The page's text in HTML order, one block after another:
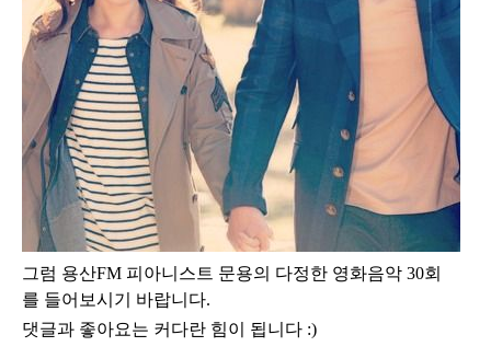
그럼 용산FM 피아니스트 문용의 다정한 영화음악 30회
를 들어보시기 바랍니다.
댓글과 좋아요는 커다란 힘이 됩니다 :)